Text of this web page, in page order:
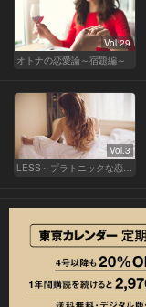
Vol.29
オトナの恋愛論～宿題編～
Vol.3
LESS～プラトニックな恋人～